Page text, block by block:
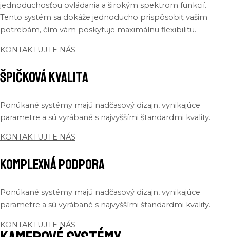
jednoduchosťou ovládania a širokým spektrom funkcií.
Tento systém sa dokáže jednoducho prispôsobiť vašim
potrebám, čím vám poskytuje maximálnu flexibilitu.
KONTAKTUJTE NÁS
Špičková kvalita
Ponúkané systémy majú nadčasový dizajn, vynikajúce
parametre a sú vyrábané s najvyššími štandardmi kvality.
KONTAKTUJTE NÁS
Komplexná podpora
Ponúkané systémy majú nadčasový dizajn, vynikajúce
parametre a sú vyrábané s najvyššími štandardmi kvality.
KONTAKTUJTE NÁS